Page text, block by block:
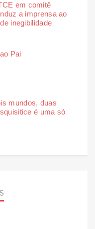
em comitê
a imprensa ao
inegibilidade
Pai
mundos, duas
é uma só